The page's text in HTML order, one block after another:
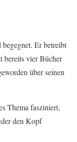
Er betreibt
bereits vier Bücher
über seinen
Thema fasziniert,
den Kopf